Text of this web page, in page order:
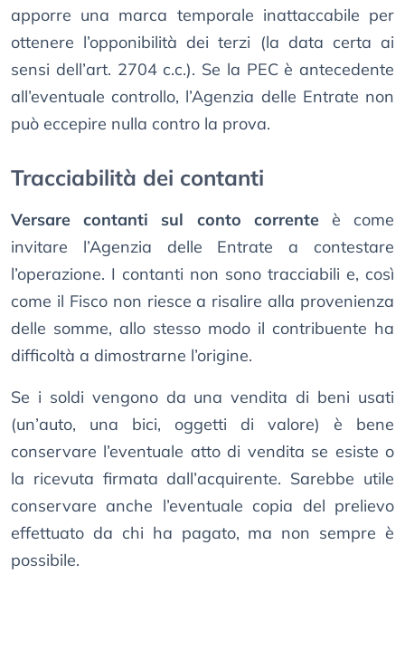
apporre una marca temporale inattaccabile per
ottenere l’opponibilità dei terzi (la data certa ai
sensi dell’art. 2704 c.c.). Se la PEC è antecedente
all’eventuale controllo, l’Agenzia delle Entrate non
può eccepire nulla contro la prova.
Tracciabilità dei contanti
Versare contanti sul conto correnteè come
invitare l’Agenzia delle Entrate a contestare
l’operazione. I contanti non sono tracciabili e, così
come il Fisco non riesce a risalire alla provenienza
delle somme, allo stesso modo il contribuente ha
difficoltà a dimostrarne l’origine.
Se i soldi vengono da una vendita di beni usati
(un’auto, una bici, oggetti di valore) è bene
conservare l’eventuale atto di vendita se esiste o
la ricevuta firmata dall’acquirente. Sarebbe utile
conservare anche l’eventuale copia del prelievo
effettuato da chi ha pagato, ma non sempre è
possibile.